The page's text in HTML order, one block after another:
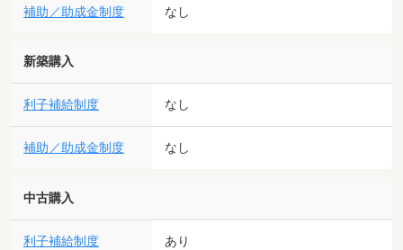
補助／助成金制度 なし
新築購入
利子補給制度 なし
補助／助成金制度 なし
中古購入
利子補給制度 あり